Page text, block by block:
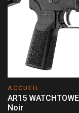
ACCUEIL
AR15
Noir